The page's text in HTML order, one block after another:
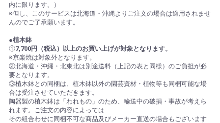
内に限ります。）
※但し、このサービスは北海道・沖縄よりご注文の場合は適用されませ
んのでご了承願います。
●植木鉢
①7,700円（税込）以上のお買い上げが対象となります。
※京楽焼は対象外となります。
②北海道・沖縄・北東北は別途送料（上記の表と同様）のご負担が必
要となります。
③植木鉢との同梱は、植木鉢以外の園芸資材・植物等も同梱可能な場
合は受注させていただきます。
陶器製の植木鉢は「われもの」のため、輸送中の破損・事故が考えら
れます。ご注文の内容によっては
その組合わせに同梱不可な商品及びメーカー直送の場合もございます